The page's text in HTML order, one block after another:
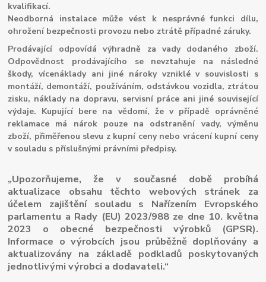
kvalifikací.
Neodborná instalace může vést k nesprávné funkci dílu,
ohrožení bezpečnosti provozu nebo ztrátě případné záruky.
Prodávající odpovídá výhradně za vady dodaného zboží.
Odpovědnost prodávajícího se nevztahuje na následné
škody, vícenáklady ani jiné nároky vzniklé v souvislosti s
montáží, demontáží, používáním, odstávkou vozidla, ztrátou
zisku, náklady na dopravu, servisní práce ani jiné související
výdaje. Kupující bere na vědomí, že v případě oprávněné
reklamace má nárok pouze na odstranění vady, výměnu
zboží, přiměřenou slevu z kupní ceny nebo vrácení kupní ceny
v souladu s příslušnými právními předpisy.
„Upozorňujeme, že v současné době probíhá
aktualizace obsahu těchto webových stránek za
účelem zajištění souladu s Nařízením Evropského
parlamentu a Rady (EU) 2023/988 ze dne 10. května
2023 o obecné bezpečnosti výrobků (GPSR).
Informace o výrobcích jsou průběžně doplňovány a
aktualizovány na základě podkladů poskytovaných
jednotlivými výrobci a dodavateli.“